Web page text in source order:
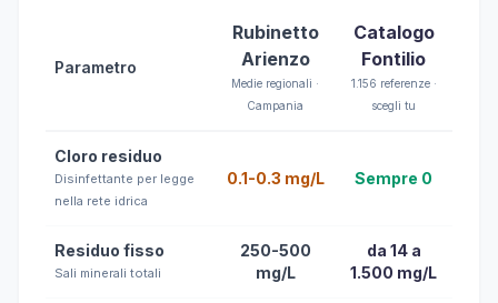
Parametro
Rubinetto
Arienzo
Medie regionali ·
Campania
Catalogo
Fontilio
1.156 referenze ·
scegli tu
Cloro residuo
Disinfettante per legge
nella rete idrica
0.1-0.3 mg/L Sempre 0
Residuo fisso
Sali minerali totali
250-500
mg/L
da 14 a
1.500 mg/L